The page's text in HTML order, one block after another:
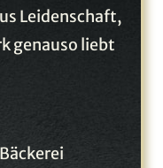
Leidenschaft,
genauso liebt